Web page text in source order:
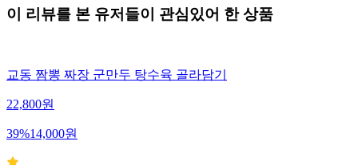
이 리뷰를 본 유저들이 관심있어 한 상품
교동 짬뽕 짜장 군만두 탕수육 골라담기
22,800원
39%14,000원